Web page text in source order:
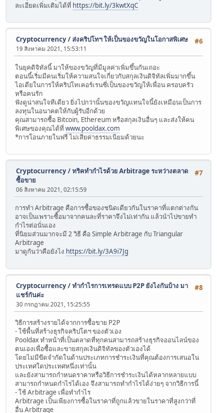
ละเอียดเพิ่มเติมได้ที่ https://bit.ly/3kwtXqC
#6
Cryptocurrency/ ส่งคริปโทฯ ให้เป็นของขวัญในโอกาสพิเศษ
19 สิงหาคม 2021, 15:53:11
ในยุคดิจิทัลนี้ มาให้ของขวัญที่มีมูลค่าเพิ่มขึ้นกันเถอะ
ตอนนี้เริ่มมีคนเริ่มให้ความสนใจเกี่ยวกับสกุลเงินดิจิทัลเพิ่มมากขึ้น
ไอเดียในการให้คริปโทเคอร์เรนซี่เป็นของขวัญให้เพื่อน ครอบครัว
หรือคนรัก
ฟังดูน่าสนใจทีเดียว ยิ่งไปกว่านั้นของขวัญแทนใจนี้ยังเหมือนเป็นการ
ลงทุนในอนาคตให้กับผู้รับอีกด้วย
คุณสามารถซื้อ Bitcoin, Ethereum หรือสกุลเงินอื่นๆ และส่งให้คน
พิเศษของคุณได้ที่ www.pooldax.com
*การโอนภายในฟรี ไม่เสียค่าธรรมเนียมด้วยนะ
#7
Cryptocurrency/ทริคทำกำไรด้วย Arbitrage ระหว่างตลาด
ซื้อขาย
06 สิงหาคม 2021, 02:15:59
การทำ Arbitrage คือการซื้อของชนิดเดียวกันในราคาที่แตกต่างกัน
อาจเป็นเพราะซื้อมาจากคนละที่ราคาจึงไม่เท่ากัน แล้วนำไปขายทำ
กำไรต่อนั่นเอง
ที่นิยมส่วนมากจะมี 2 วิธี คือ Simple Arbitrage กับ Triangular
Arbitrage
มาดูกันว่่าคือยังไง https://bit.ly/3A9i7Jg
#8
Cryptocurrency/ทำกำไรการเทรดแบบ P2P ยังไงกันบ้าง มา
แชร์กันค่ะ
30 กรกฎาคม 2021, 15:25:55
วิธีการสร้างรายได้จากการซื้อขาย P2P
- ใช้พื้นที่สร้างธุรกิจคริปโตฯ ของตัวเอง
Pooldax ทำหน้าที่เป็นตลาดที่ทุกคนสามารถสร้างธุรกิจออนไลน์ของ
ตนเองเพื่อซื้อและขายสกุลเงินดิจิทัลของตัวเองได้
โดยไม่มีขีดจำกัดในด้านประเภทการชำระเงินที่คุณต้องการเสนอใน
ประเทศใดประเทศหนึ่งเท่านั้น
และยังสามารถกำหนดราคาหรือวิธีการชำระเงินได้หลากหลายแบบ
สามารถกำหนดกำไรได้เอง จึงสามารถทำกำไรได้ง่ายๆ จากวิธีการนี้
- ใช้ Arbitrage เพื่อทำกำไร
Arbitrage เป็นเพียงการซื้อในราคาที่ถูกแล้วขายในราคาที่สูงกว่าที่
อื่น Arbitrage